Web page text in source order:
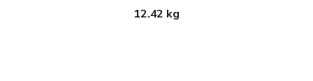
12.42 kg